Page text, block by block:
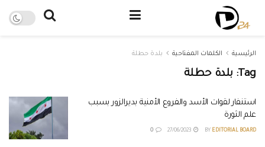
الرئيسية الكلمات المفتاحية بلدة حطلة
Tag: بلدة حطلة
استنفار لقوات الأسد والفروع الأمنية بديرالزور بسبب
علم الثورة
BY EDITORIAL BOARD